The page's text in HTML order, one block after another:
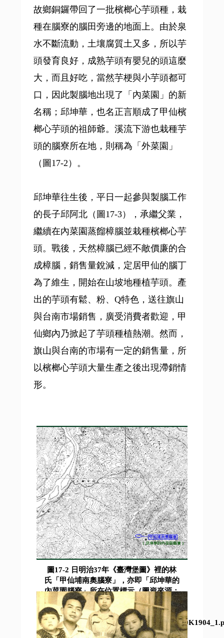
故鄉銅鑼帶回了一批檳榔心芋頭種，栽
種在腦寮的腦田旁邊的地面上。由於泉
水不斷流動，土壤腐質土又多，所以芋
頭發育良好，成熟芋頭有嬰兒的頭這麼
大，而且好吃，當然芋梗與小芋頭都可
口，因此製腦地出現了「內菜園」的新
名稱；邱坤華，也名正言順成了甲仙檳
榔心芋頭的祖師爺。溪流下游也栽種芋
頭的腦寮所在地，則稱為「外菜園」
（圖17-2）。
邱坤華往生後，平日一起參與製腦工作
的長子邱阿北（圖17-3），承繼父業，
繼續在內菜園蒸餾樟腦並栽種檳榔心芋
頭。戰後，天然樟腦已經不敵價廉的合
成樟腦，銷售量銳減，定居甲仙的腦丁
為了維生，開始在山坡地種植芋頭。產
出的芋頭有鬆、粉、Q特色，送往旗山
與台南市場銷售，廣受消費者歡迎，甲
仙鄉內乃掀起了芋頭種植熱潮。然而，
旗山與台南的市場有一定的銷售量，所
以檳榔心芋頭大量生產之後出現滯銷情
形。
圖17-2 日明治37年《臺灣堡圖》裡的林
氏「甲仙埔南奧腦寮」，亦即「邱坤華的
內菜園腦寮」所在位置標示（圖資來源：
中央研究院人社中心地理資訊科學研究專
題中心，臺灣堡圖
http//gissrv5.sinica.edu.tw/GoogleApp/
2020/9/17瀏覽，游永福編輯）